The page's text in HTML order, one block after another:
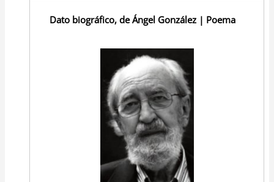
Dato biográfico, de Ángel González | Poema